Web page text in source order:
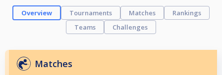
Overview Tournaments Matches
Rankings
Teams
Challenges
Matches